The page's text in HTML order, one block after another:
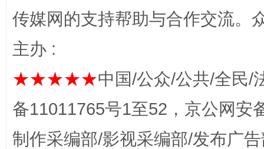
一纸欠
传媒网的支持帮助与合作交流。
主办 :
★★★★★中国/公众/公共/全民/
备11011765号1至52，京公网安
制作采编部/影视采编部/发布广